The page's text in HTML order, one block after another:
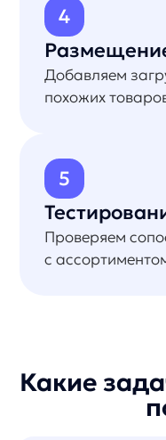
Купить у вас
в другом магазине
Сделать скриншот
Поиск похожих
Виджет похожих
в каталоге и карточке